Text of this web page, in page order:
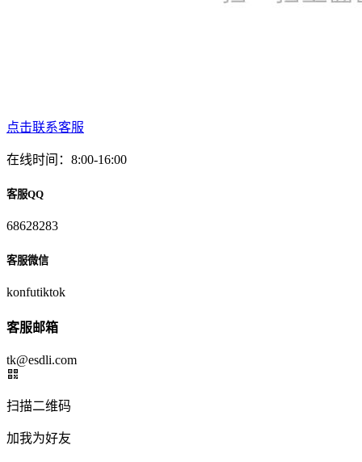
点击联系客服
在线时间：8:00-16:00
客服QQ
68628283
客服微信
konfutiktok
客服邮箱
tk@esdli.com
扫描二维码
加我为好友